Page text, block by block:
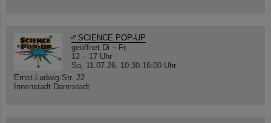
SCIENCE POP-UP
geöffnet Di – Fr,
12 – 17 Uhr
Sa, 11.07.26, 10:30-16:00 Uhr
Ernst-Ludwig-Str. 22
Innenstadt Darmstadt